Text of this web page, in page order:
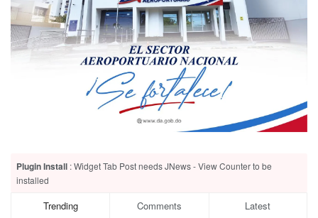
Plugin Install : Widget Tab Post needs JNews - View Counter to be
installed
Trending Comments Latest